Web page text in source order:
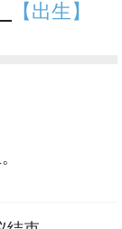
【出生】